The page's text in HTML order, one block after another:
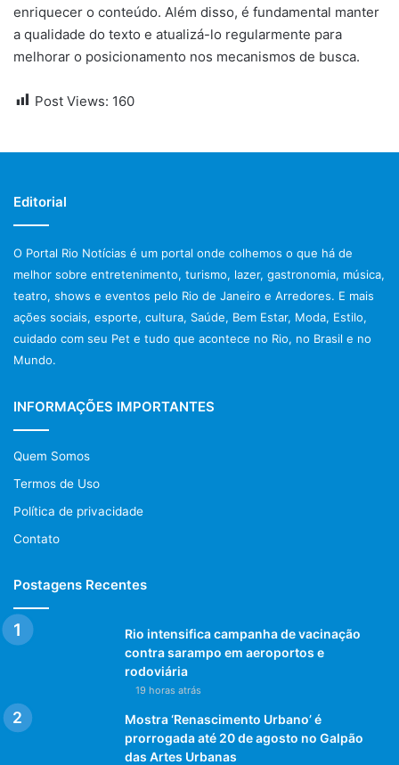
enriquecer o conteúdo. Além disso, é fundamental manter
a qualidade do texto e atualizá-lo regularmente para
melhorar o posicionamento nos mecanismos de busca.
Post Views: 160
Editorial
O Portal Rio Notícias é um portal onde colhemos o que há de
melhor sobre entretenimento, turismo, lazer, gastronomia, música,
teatro, shows e eventos pelo Rio de Janeiro e Arredores. E mais
ações sociais, esporte, cultura, Saúde, Bem Estar, Moda, Estilo,
cuidado com seu Pet e tudo que acontece no Rio, no Brasil e no
Mundo.
INFORMAÇÕES IMPORTANTES
Quem Somos
Termos de Uso
Política de privacidade
Contato
Postagens Recentes
Rio intensifica campanha de vacinação
contra sarampo em aeroportos e
rodoviária
19 horas atrás
Mostra ‘Renascimento Urbano’ é
prorrogada até 20 de agosto no Galpão
das Artes Urbanas